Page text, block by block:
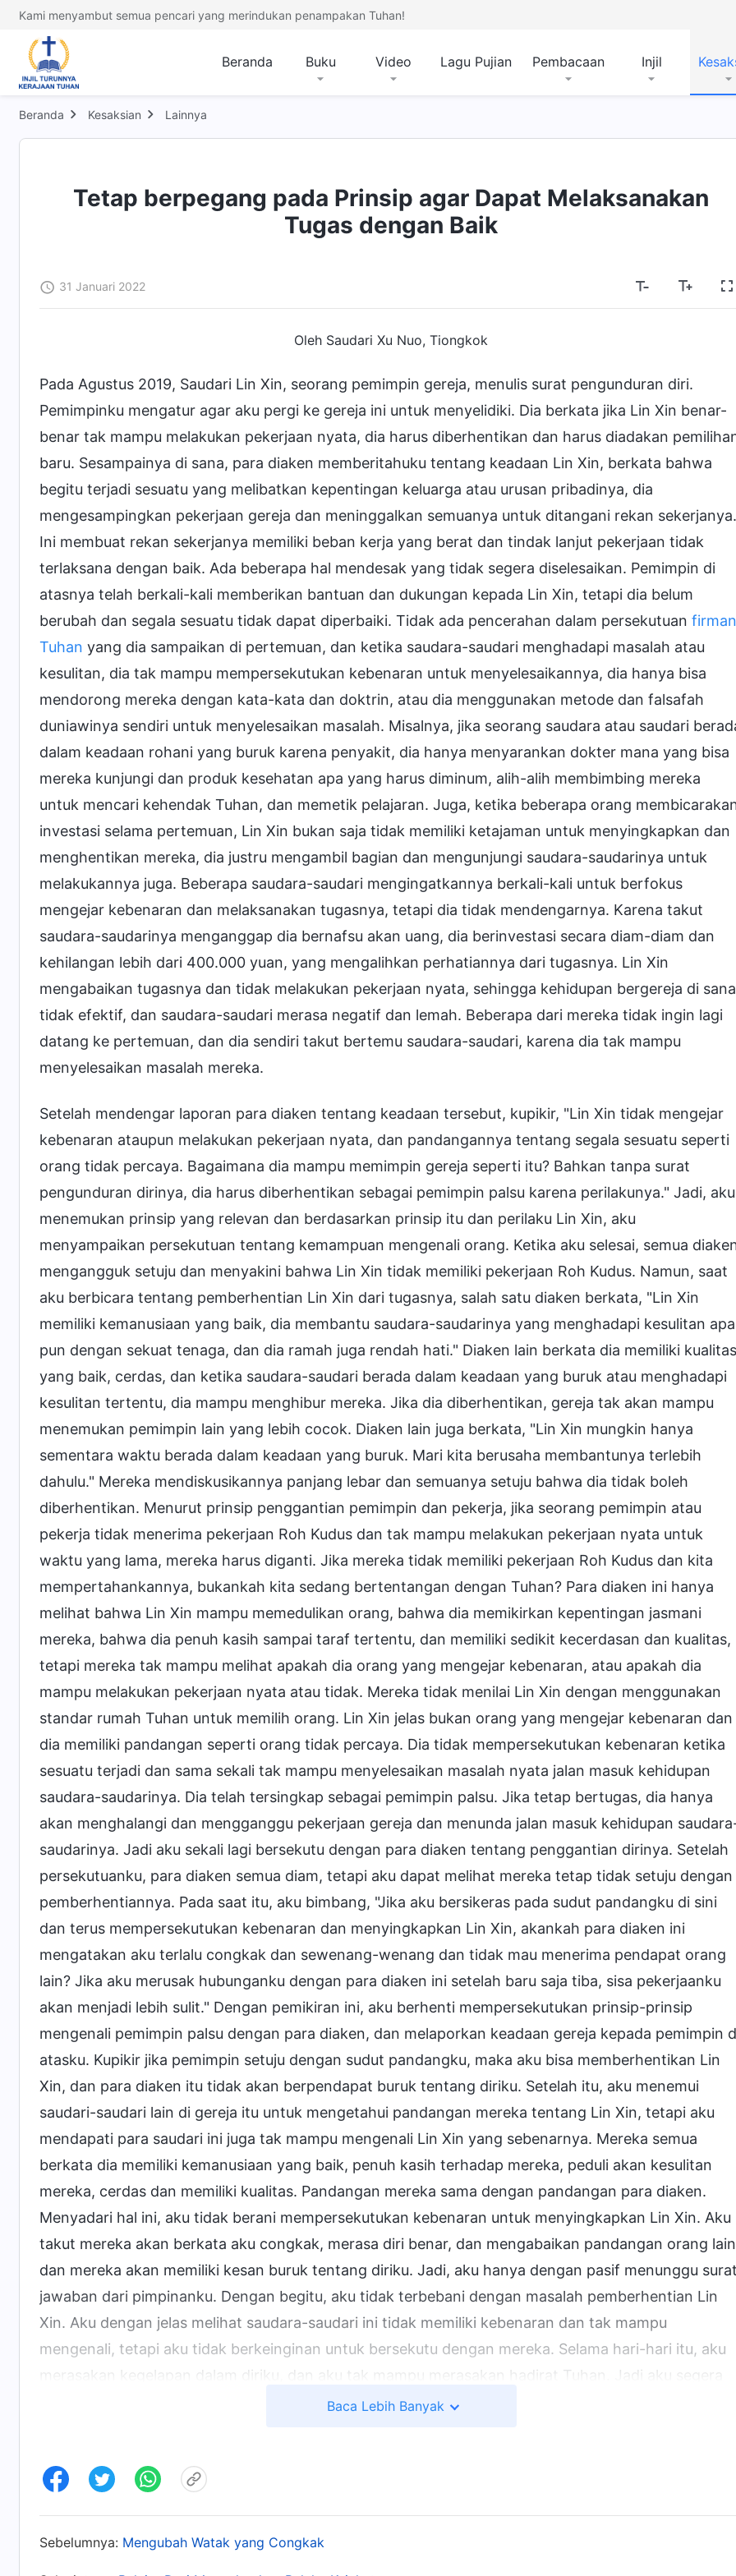
Kami menyambut semua pencari yang merindukan penampakan Tuhan!
Beranda Buku Video Lagu Pujian Pembacaan Injil
Beranda Kesaksian Lainnya
Tetap berpegang pada Prinsip agar Dapat Melaksanakan
Tugas dengan Baik
31 Januari 2022
Oleh Saudari Xu Nuo, Tiongkok
Pada Agustus 2019, Saudari Lin Xin, seorang pemimpin gereja, menulis surat pengunduran diri.
Pemimpinku mengatur agar aku pergi ke gereja ini untuk menyelidiki. Dia berkata jika Lin Xin benar-
benar tak mampu melakukan pekerjaan nyata, dia harus diberhentikan dan harus diadakan
baru. Sesampainya di sana, para diaken memberitahuku tentang keadaan Lin Xin, berkata bahwa
begitu terjadi sesuatu yang melibatkan kepentingan keluarga atau urusan pribadinya, dia
mengesampingkan pekerjaan gereja dan meninggalkan semuanya untuk ditangani rekan sekerjanya.
Ini membuat rekan sekerjanya memiliki beban kerja yang berat dan tindak lanjut pekerjaan tidak
terlaksana dengan baik. Ada beberapa hal mendesak yang tidak segera diselesaikan. Pemimpin di
atasnya telah berkali-kali memberikan bantuan dan dukungan kepada Lin Xin, tetapi dia belum
berubah dan segala sesuatu tidak dapat diperbaiki. Tidak ada pencerahan dalam persekutuan firman
Tuhan yang dia sampaikan di pertemuan, dan ketika saudara-saudari menghadapi masalah atau
kesulitan, dia tak mampu mempersekutukan kebenaran untuk menyelesaikannya, dia hanya bisa
mendorong mereka dengan kata-kata dan doktrin, atau dia menggunakan metode dan falsafah
duniawinya sendiri untuk menyelesaikan masalah. Misalnya, jika seorang saudara atau saudari
dalam keadaan rohani yang buruk karena penyakit, dia hanya menyarankan dokter mana yang bisa
mereka kunjungi dan produk kesehatan apa yang harus diminum, alih-alih membimbing mereka
untuk mencari kehendak Tuhan, dan memetik pelajaran. Juga, ketika beberapa orang
investasi selama pertemuan, Lin Xin bukan saja tidak memiliki ketajaman untuk menyingkapkan dan
menghentikan mereka, dia justru mengambil bagian dan mengunjungi saudara-saudarinya untuk
melakukannya juga. Beberapa saudara-saudari mengingatkannya berkali-kali untuk berfokus
mengejar kebenaran dan melaksanakan tugasnya, tetapi dia tidak mendengarnya. Karena takut
saudara-saudarinya menganggap dia bernafsu akan uang, dia berinvestasi secara diam-diam dan
kehilangan lebih dari 400.000 yuan, yang mengalihkan perhatiannya dari tugasnya. Lin Xin
mengabaikan tugasnya dan tidak melakukan pekerjaan nyata, sehingga kehidupan bergereja di sana
tidak efektif, dan saudara-saudari merasa negatif dan lemah. Beberapa dari mereka tidak ingin lagi
datang ke pertemuan, dan dia sendiri takut bertemu saudara-saudari, karena dia tak mampu
menyelesaikan masalah mereka.
Setelah mendengar laporan para diaken tentang keadaan tersebut, kupikir, "Lin Xin tidak mengejar
kebenaran ataupun melakukan pekerjaan nyata, dan pandangannya tentang segala sesuatu seperti
orang tidak percaya. Bagaimana dia mampu memimpin gereja seperti itu? Bahkan tanpa surat
pengunduran dirinya, dia harus diberhentikan sebagai pemimpin palsu karena perilakunya." Jadi, aku
menemukan prinsip yang relevan dan berdasarkan prinsip itu dan perilaku Lin Xin, aku
menyampaikan persekutuan tentang kemampuan mengenali orang. Ketika aku selesai, semua
mengangguk setuju dan menyakini bahwa Lin Xin tidak memiliki pekerjaan Roh Kudus. Namun, saat
aku berbicara tentang pemberhentian Lin Xin dari tugasnya, salah satu diaken berkata, "Lin Xin
memiliki kemanusiaan yang baik, dia membantu saudara-saudarinya yang menghadapi kesulitan apa
pun dengan sekuat tenaga, dan dia ramah juga rendah hati." Diaken lain berkata dia memiliki kualitas
yang baik, cerdas, dan ketika saudara-saudari berada dalam keadaan yang buruk atau menghadapi
kesulitan tertentu, dia mampu menghibur mereka. Jika dia diberhentikan, gereja tak akan mampu
menemukan pemimpin lain yang lebih cocok. Diaken lain juga berkata, "Lin Xin mungkin hanya
sementara waktu berada dalam keadaan yang buruk. Mari kita berusaha membantunya terlebih
dahulu." Mereka mendiskusikannya panjang lebar dan semuanya setuju bahwa dia tidak boleh
diberhentikan. Menurut prinsip penggantian pemimpin dan pekerja, jika seorang pemimpin atau
pekerja tidak menerima pekerjaan Roh Kudus dan tak mampu melakukan pekerjaan nyata untuk
waktu yang lama, mereka harus diganti. Jika mereka tidak memiliki pekerjaan Roh Kudus dan kita
mempertahankannya, bukankah kita sedang bertentangan dengan Tuhan? Para diaken ini hanya
melihat bahwa Lin Xin mampu memedulikan orang, bahwa dia memikirkan kepentingan jasmani
mereka, bahwa dia penuh kasih sampai taraf tertentu, dan memiliki sedikit kecerdasan dan kualitas,
tetapi mereka tak mampu melihat apakah dia orang yang mengejar kebenaran, atau apakah dia
mampu melakukan pekerjaan nyata atau tidak. Mereka tidak menilai Lin Xin dengan menggunakan
standar rumah Tuhan untuk memilih orang. Lin Xin jelas bukan orang yang mengejar kebenaran dan
dia memiliki pandangan seperti orang tidak percaya. Dia tidak mempersekutukan kebenaran ketika
sesuatu terjadi dan sama sekali tak mampu menyelesaikan masalah nyata jalan masuk kehidupan
saudara-saudarinya. Dia telah tersingkap sebagai pemimpin palsu. Jika tetap bertugas, dia hanya
akan menghalangi dan mengganggu pekerjaan gereja dan menunda jalan masuk kehidupan
saudarinya. Jadi aku sekali lagi bersekutu dengan para diaken tentang penggantian dirinya. Setelah
persekutuanku, para diaken semua diam, tetapi aku dapat melihat mereka tetap tidak setuju dengan
pemberhentiannya. Pada saat itu, aku bimbang, "Jika aku bersikeras pada sudut pandangku di sini
dan terus mempersekutukan kebenaran dan menyingkapkan Lin Xin, akankah para diaken ini
mengatakan aku terlalu congkak dan sewenang-wenang dan tidak mau menerima pendapat orang
lain? Jika aku merusak hubunganku dengan para diaken ini setelah baru saja tiba, sisa pekerjaanku
akan menjadi lebih sulit." Dengan pemikiran ini, aku berhenti mempersekutukan prinsip-prinsip
mengenali pemimpin palsu dengan para diaken, dan melaporkan keadaan gereja kepada pemimpin
atasku. Kupikir jika pemimpin setuju dengan sudut pandangku, maka aku bisa memberhentikan Lin
Xin, dan para diaken itu tidak akan berpendapat buruk tentang diriku. Setelah itu, aku menemui
saudari-saudari lain di gereja itu untuk mengetahui pandangan mereka tentang Lin Xin, tetapi aku
mendapati para saudari ini juga tak mampu mengenali Lin Xin yang sebenarnya. Mereka semua
berkata dia memiliki kemanusiaan yang baik, penuh kasih terhadap mereka, peduli akan kesulitan
mereka, cerdas dan memiliki kualitas. Pandangan mereka sama dengan pandangan para diaken.
Menyadari hal ini, aku tidak berani mempersekutukan kebenaran untuk menyingkapkan Lin Xin. Aku
takut mereka akan berkata aku congkak, merasa diri benar, dan mengabaikan pandangan orang
dan mereka akan memiliki kesan buruk tentang diriku. Jadi, aku hanya dengan pasif menunggu
jawaban dari pimpinanku. Dengan begitu, aku tidak terbebani dengan masalah pemberhentian Lin
Xin. Aku dengan jelas melihat saudara-saudari ini tidak memiliki kebenaran dan tak mampu
mengenali, tetapi aku tidak berkeinginan untuk bersekutu dengan mereka. Selama hari-hari itu, aku
merasakan kegelapan dalam diriku, dan aku tak mampu merasakan hadirat Tuhan. Jadi aku segera
memohon pencerahan dan bimbingan-Nya agar aku mampu
Beberapa hari kemudian, pemimpinku meminta untuk bertemu denganku. Kami membaca satu
berdasarkan prinsip. Jika ada sesuatu yang tidak jelas bagimu, jika engkau tidak yakin apa yang
Baca Lebih Banyak
Sebelumnya: Mengubah Watak yang Congkak